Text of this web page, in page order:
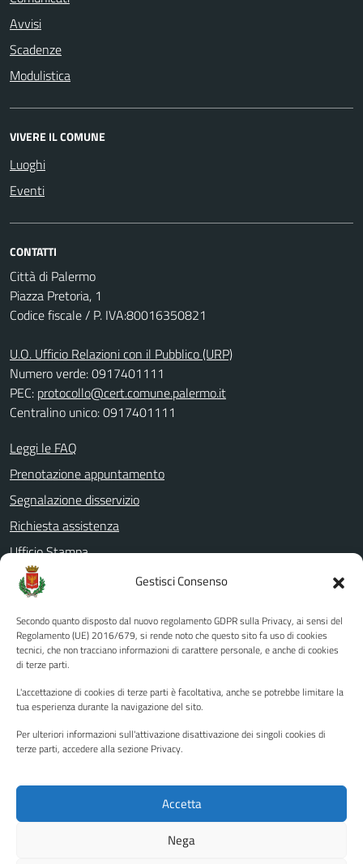
Gestisci Consenso
Secondo quanto disposto dal nuovo regolamento GDPR sulla Privacy, ai sensi del
Regolamento (UE) 2016/679, si rende noto che questo sito fa uso di cookies
tecnici, che non tracciano informazioni di carattere personale, e anche di cookies
di terze parti.
L'accettazione di cookies di terze parti è facoltativa, anche se potrebbe limitare la
tua esperienza durante la navigazione del sito.
Per ulteriori informazioni sull'attivazione disattivazione dei singoli cookies di
terze parti, accedere alla sezione Privacy.
Accetta
Nega
Avvisi
Scadenze
Modulistica
VIVERE IL COMUNE
Luoghi
Eventi
CONTATTI
Città di Palermo
Piazza Pretoria, 1
Codice fiscale / P. IVA:80016350821
U.O. Ufficio Relazioni con il Pubblico (URP)
Numero verde: 0917401111
PEC: protocollo@cert.comune.palermo.it
Centralino unico: 0917401111
Leggi le FAQ
Prenotazione appuntamento
Segnalazione disservizio
Richiesta assistenza
Ufficio Stampa
Amministrazione Trasparente
Albo pretorio
Informativa privacy
Note legali
Piano di miglioramento del sito
Instagram